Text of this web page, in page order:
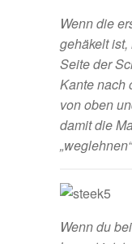
Wenn die
gehäkelt
Seite der
Kante nach
von oben
damit die
Wenn du